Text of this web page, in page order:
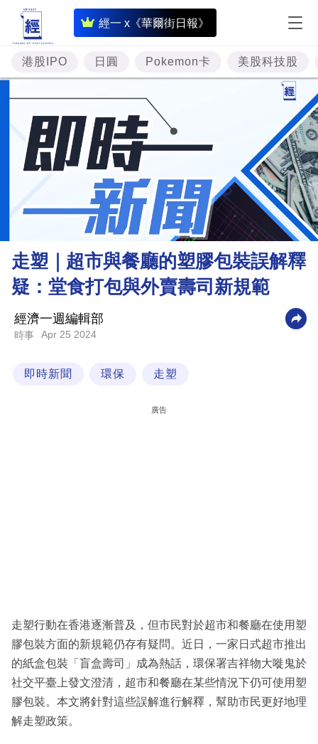
經一 x《華爾街日報》
即
時
財
經
專
題
投
資
樓
市
財
商
業
科
區
港股IPO 日圓 Pokemon卡 美股科技股
走塑｜超市與餐廳的塑膠包裝誤解釋
疑：堂食打包與外賣壽司新規範
經濟一週編輯部
時事 Apr 25 2024
即時新聞 環保 走塑
廣告
走塑行動在香港逐漸普及，但市民對於超市和餐廳在使用塑
膠包裝方面的新規範仍存有疑問。近日，一家日式超市推出
的紙盒包裝「盲盒壽司」成為熱話，環保署吉祥物大嘥鬼於
社交平臺上發文澄清，超市和餐廳在某些情況下仍可使用塑
膠包裝。本文將針對這些誤解進行解釋，幫助市民更好地理
解走塑政策。